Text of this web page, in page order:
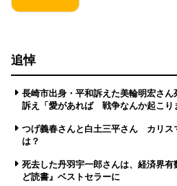
追悼
長崎市出身・平和訴えた美輪明宏さ
訴え「愛があれば 戦争なんか起こり
つげ義春さんと白土三平さん カリス
は？
死去した丹羽宇一郎さんは、経済界
ど読書』ベストセラーに